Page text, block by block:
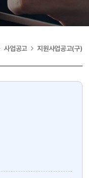
사업공고 지원사업공고(구)